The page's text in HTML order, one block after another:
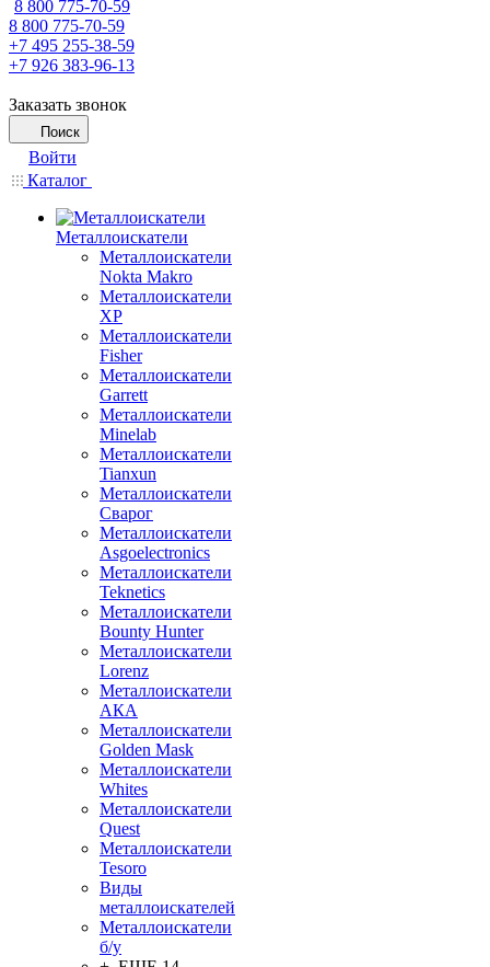
8 800 775-70-59
8 800 775-70-59
+7 495 255-38-59
+7 926 383-96-13
Заказать звонок
Поиск
Войти
Каталог
Металлоискатели
Металлоискатели
Nokta Makro
Металлоискатели
XP
Металлоискатели
Fisher
Металлоискатели
Garrett
Металлоискатели
Minelab
Металлоискатели
Tianxun
Металлоискатели
Сварог
Металлоискатели
Asgoelectronics
Металлоискатели
Teknetics
Металлоискатели
Bounty Hunter
Металлоискатели
Lorenz
Металлоискатели
АКА
Металлоискатели
Golden Mask
Металлоискатели
Whites
Металлоискатели
Quest
Металлоискатели
Tesoro
Виды
металлоискателей
Металлоискатели
б/у